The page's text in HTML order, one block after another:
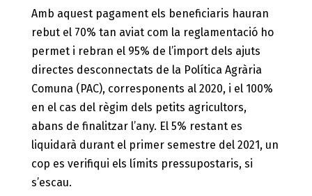
Amb aquest pagament els beneficiaris hauran
rebut el 70% tan aviat com la reglamentació ho
permet i rebran el 95% de l’import dels ajuts
directes desconnectats de la Política Agrària
Comuna (PAC), corresponents al 2020, i el 100%
en el cas del règim dels petits agricultors,
abans de finalitzar l’any. El 5% restant es
liquidarà durant el primer semestre del 2021, un
cop es verifiqui els límits pressupostaris, si
s’escau.